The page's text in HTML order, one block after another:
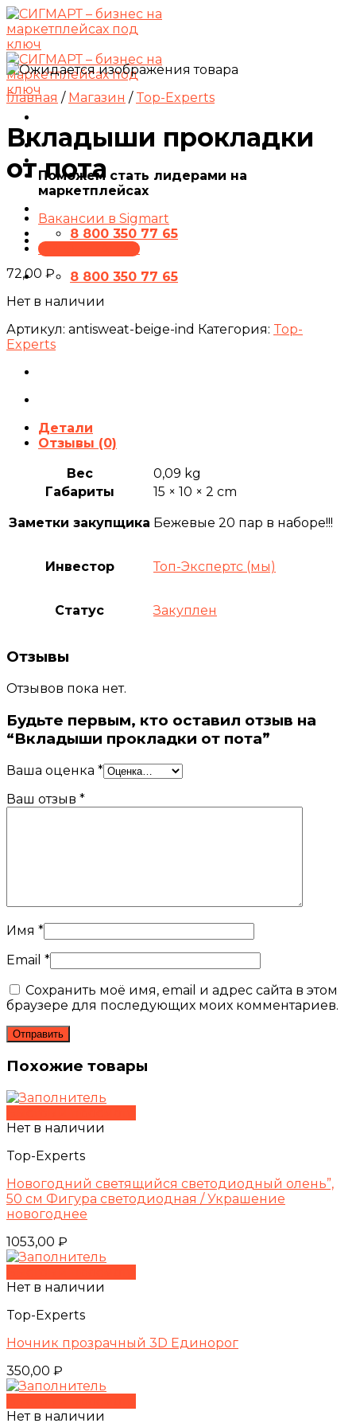
Skip
to
content
Поможем стать лидерами на
маркетплейсах
Вакансии в Sigmart
8 800 350 77 65
ПРЕЗЕНТАЦИЯ
8 800 350 77 65
Главная / Магазин / Top-Experts
Вкладыши прокладки
от пота
72,00 ₽
Нет в наличии
Артикул: antisweat-beige-ind Категория: Top-
Experts
Детали
Отзывы (0)
Вес
0,09 kg
Габариты
15 × 10 × 2 cm
Заметки закупщика Бежевые 20 пар в наборе!!!
Инвестор Топ-Экспертс (мы)
Статус Закуплен
Отзывы
Отзывов пока нет.
Будьте первым, кто оставил отзыв на
“Вкладыши прокладки от пота”
Ваша оценка *
Ваш отзыв *
Имя *
Email *
Сохранить моё имя, email и адрес сайта в этом
браузере для последующих моих комментариев.
Похожие товары
Нет в наличии
Top-Experts
Новогодний светящийся светодиодный олень”,
50 см Фигура светодиодная / Украшение
новогоднее
1053,00 ₽
Нет в наличии
Top-Experts
Ночник прозрачный 3D Единорог
350,00 ₽
Нет в наличии